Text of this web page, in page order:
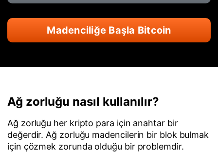
Madenciliğe Başla Bitcoin
Ağ zorluğu nasıl kullanılır?
Ağ zorluğu her kripto para için anahtar bir
değerdir. Ağ zorluğu madencilerin bir blok bulmak
için çözmek zorunda olduğu bir problemdir.